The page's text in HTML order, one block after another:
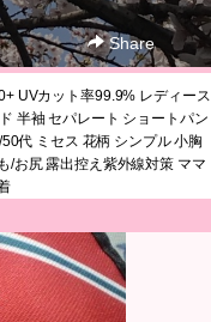
Share
UVカット率99.9% レディース
半袖 セパレート ショートパン
代 ミセス 花柄 シンプル 小胸
/お尻 露出控え紫外線対策 ママ